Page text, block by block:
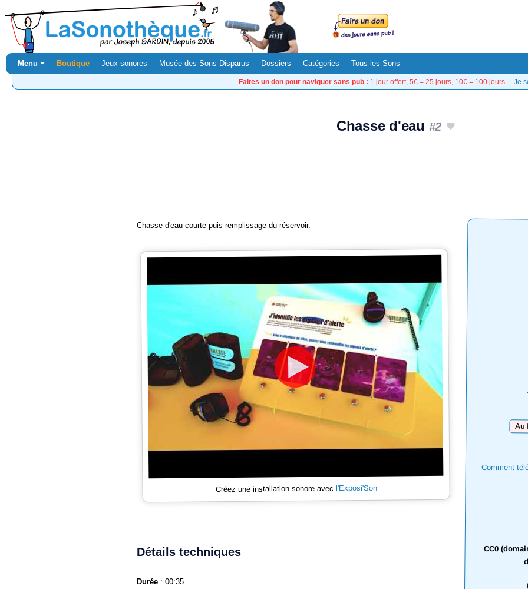
Menu ⏷ Boutique Jeux sonores Musée des Sons Disparus Dossiers Catégories Tous les Sons
Faites un don pour naviguer sans pub : 1 jour offert, 5€ = 25 jours, 10€ = 100 jours… Je
Chasse d'eau #2
Comment
CC0
Chasse d'eau courte puis remplissage du réservoir.
Créez une installation sonore avec l'Exposi'Son
Détails techniques
Durée : 00:35